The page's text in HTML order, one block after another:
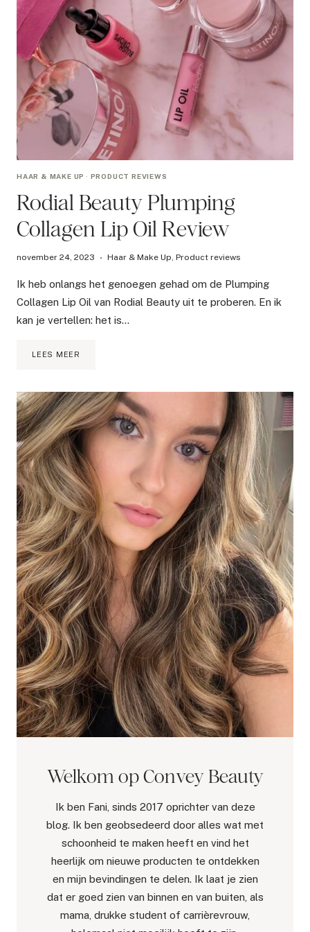
HAAR & MAKE UP · PRODUCT REVIEWS
Rodial Beauty Plumping
Collagen Lip Oil Review
november 24, 2023 Haar & Make Up,Product reviews
Ik heb onlangs het genoegen gehad om de Plumping
Collagen Lip Oil van Rodial Beauty uit te proberen. En ik
kan je vertellen: het is…
LEES MEER
LIP
OIL
REVIEW
Welkom op Convey Beauty
Ik ben Fani, sinds 2017 oprichter van deze
blog. Ik ben geobsedeerd door alles wat met
schoonheid te maken heeft en vind het
heerlijk om nieuwe producten te ontdekken
en mijn bevindingen te delen. Ik laat je zien
dat er goed zien van binnen en van buiten, als
mama, drukke student of carrièrevrouw,